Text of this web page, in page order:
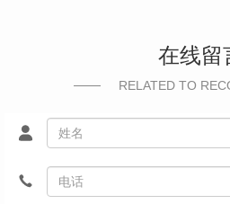
在线留
RELATED TO